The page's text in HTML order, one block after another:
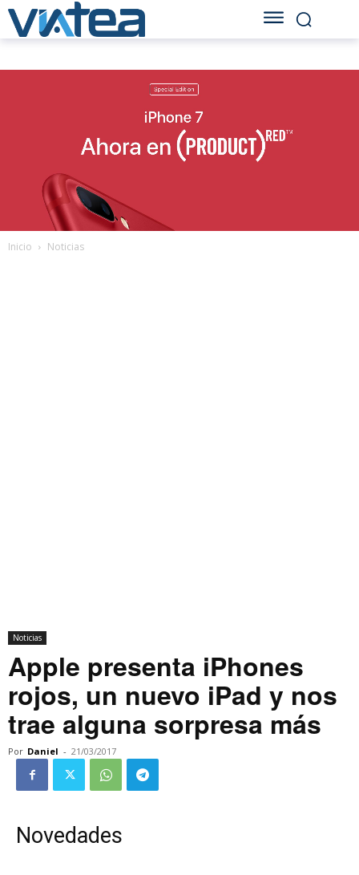
Inicio Noticias
Noticias
Apple presenta iPhones
rojos, un nuevo iPad y nos
trae alguna sorpresa más
Por Daniel - 21/03/2017
Novedades